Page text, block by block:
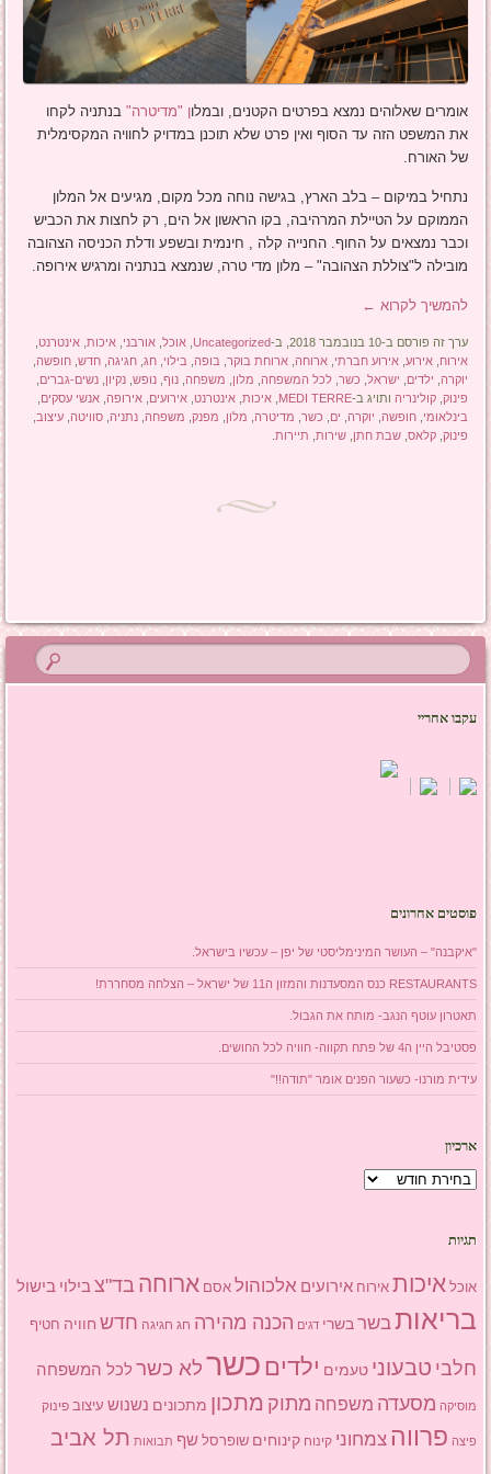
אומרים שאלוהים נמצא בפרטים הקטנים, ובמלון "מדיטרה" בנתניה לקחו
את המשפט הזה עד הסוף ואין פרט שלא תוכנן במדויק לחוויה המקסימלית
של האורח.
נתחיל במיקום – בלב הארץ, בגישה נוחה מכל מקום, מגיעים אל המלון
הממוקם על הטיילת המרהיבה, בקו הראשון אל הים, רק לחצות את הכביש
וכבר נמצאים על החוף. החנייה קלה , חינמית ובשפע ודלת הכניסה הצהובה
מובילה ל"צוללת הצהובה" – מלון מדי טרה, שנמצא בנתניה ומרגיש אירופה.
להמשיך לקרוא ←
ערך זה פורסם ב-10 בנובמבר 2018, ב- Uncategorized
,אוכל ,אורבני ,איכות ,אינטרנט
אירוח ,אירוע ,אירוע חברתי ,ארוחה ,ארוחת בוקר בופה בילוי ,חג ,חגיגה ,חדש ,חופשה
יוקרה ילדים ישראל כשר ,לכל המשפחה מלון משפחה ,נוף ,נופש ,נקיון ,נשים-גברים
פינוק ,קולינריה ותויג ב-MEDI TERRE
,איכות ,אינטרנט ,אירועים ,אירופה ,אנשי עסקים
בינלאומי ,חופשה יוקרה ים כשר מדיטרה מלון מפנק משפחה ,נתניה ,סוויטה ,עיצוב
פינוק ,קלאס ,שבת חתן ,שירות תיירות
עקבו אחריי
פוסטים אחרונים
"איקבנה" – העושר המינימליסטי של יפן – עכשיו בישראל.
RESTAURANTS כנס המסעדנות והמזון ה11 של ישראל – הצלחה מסחררת!
תאטרון עוטף הנגב- מותח את הגבול.
פסטיבל היין ה4 של פתח תקווה- חוויה לכל החושים.
עידית מורנו- כשעור הפנים אומר "תודה!!"
ארכיון
ארכיון
תגיות
אוכל איכות אירוח אירועים אלכוהול אסם ארוחה בד"צ בילוי בישול
בריאותבשר בשרי דגים הכנה מהירה חג חגיגה חדש חוויה חטיף
חלבי טבעוני טעמים ילדים כשרלא כשר לכל המשפחה
מוסיקה מסעדה משפחה מתוק מתכון מתכונים נשנוש עיצוב פינוק
פיצה פרווה צמחוני קינוח קינוחים שופרסל שף תבואות תל אביב